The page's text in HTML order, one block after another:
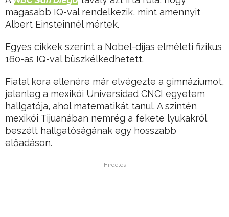
magasabb IQ-val rendelkezik, mint amennyit
Albert Einsteinnél mértek.
Egyes cikkek szerint a Nobel-díjas elméleti fizikus
160-as IQ-val büszkélkedhetett.
Fiatal kora ellenére már elvégezte a gimnáziumot,
jelenleg a mexikói Universidad CNCI egyetem
hallgatója, ahol matematikát tanul. A szintén
mexikói Tijuanában nemrég a fekete lyukakról
beszélt hallgatóságának egy hosszabb
előadáson.
Hirdetés